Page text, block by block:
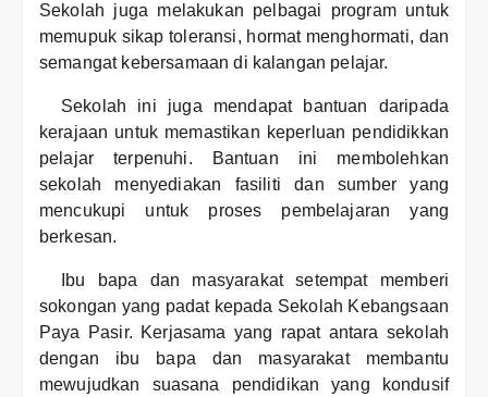
Sekolah juga melakukan pelbagai program untuk
memupuk sikap toleransi, hormat menghormati, dan
semangat kebersamaan di kalangan pelajar.
Sekolah ini juga mendapat bantuan daripada
kerajaan untuk memastikan keperluan pendidikkan
pelajar terpenuhi. Bantuan ini membolehkan
sekolah menyediakan fasiliti dan sumber yang
mencukupi untuk proses pembelajaran yang
berkesan.
Ibu bapa dan masyarakat setempat memberi
sokongan yang padat kepada Sekolah Kebangsaan
Paya Pasir. Kerjasama yang rapat antara sekolah
dengan ibu bapa dan masyarakat membantu
mewujudkan suasana pendidikan yang kondusif